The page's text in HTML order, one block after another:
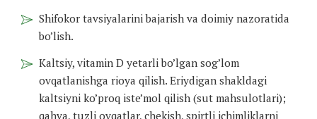
Shifokor tavsiyalarini bajarish va doimiy nazoratida
bo’lish.
Kaltsiy, vitamin D yetarli bo’lgan sog’lom
ovqatlanishga rioya qilish. Eriydigan shakldagi
kaltsiyni ko’proq iste’mol qilish (sut mahsulotlari);
qahva, tuzli ovqatlar, chekish, spirtli ichimliklarni